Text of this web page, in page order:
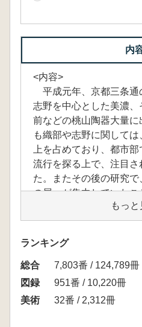
内
<内容>
平成元年、京都三条通
志野を中心とした美濃
前などの桃山陶器大量
も織部や志野に関して
上を占めており、都市
流行を探る上で、注目さ
た。またその後の研究
の屋」が集中していた
今回の展観では桃山時
ての京都のやきもの屋
点を当て、今日まで伝
たものとを比較し、当時
をご紹介します。(資料館
<目次>
もっと
ランキング
総合
7,803番 / 124,789冊
図録
951番 / 10,220冊
美術
32番 / 2,312冊